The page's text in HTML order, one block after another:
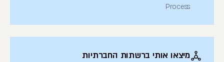
Process
מיצאו אותי ברשתות החברתיות